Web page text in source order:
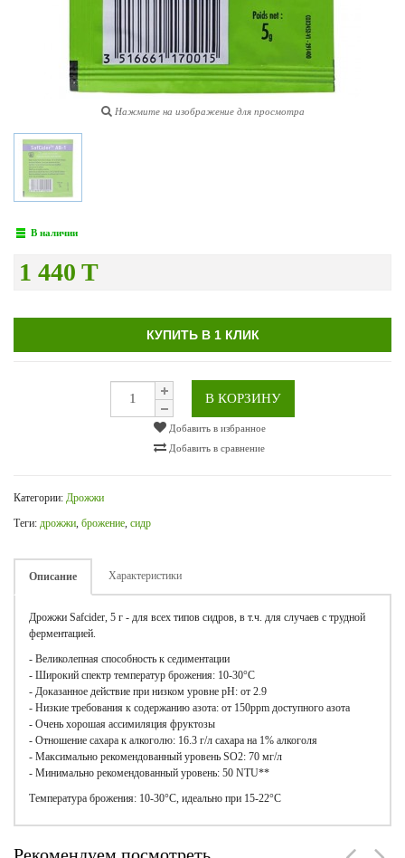
Нажмите на изображение для просмотра
В наличии
1 440 T
КУПИТЬ В 1 КЛИК
В КОРЗИНУ
Добавить в избранное
Добавить в сравнение
Категории: Дрожжи
Теги: дрожжи, брожение, сидр
Описание Характеристики
Дрожжи Safcider, 5 г - для всех типов сидров, в т.ч. для случаев с трудной
ферментацией.
- Великолепная способность к седиментации
- Широкий спектр температур брожения: 10-30°C
- Доказанное действие при низком уровне pH: от 2.9
- Низкие требования к содержанию азота: от 150ppm доступного азота
- Очень хорошая ассимиляция фруктозы
- Отношение сахара к алкоголю: 16.3 г/л сахара на 1% алкоголя
- Максимально рекомендованный уровень SO2: 70 мг/л
- Минимально рекомендованный уровень: 50 NTU**
Температура брожения: 10-30°C, идеально при 15-22°C